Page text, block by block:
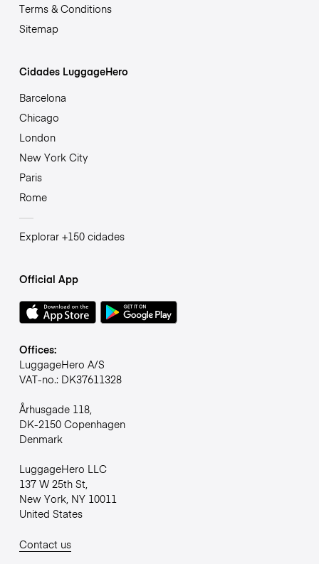
Terms & Conditions
Sitemap
Cidades LuggageHero
Barcelona
Chicago
London
New York City
Paris
Rome
Explorar +150 cidades
Official App
Offices:
LuggageHero A/S
VAT-no.: DK37611328
Århusgade 118,
DK-2150 Copenhagen
Denmark
LuggageHero LLC
137 W 25th St,
New York, NY 10011
United States
Contact us